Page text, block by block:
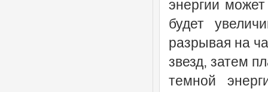
энергии
будет
разрывая на
звезд, затем
темной